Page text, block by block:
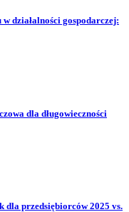
działalności gospodarczej:
dla długowieczności
dla przedsiębiorców 2025 vs.